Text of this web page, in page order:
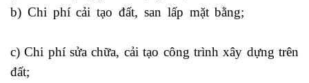
b) Chi phí cải tạo đất, san lấp mặt bằng;
c) Chi phí sửa chữa, cải tạo công trình xây dựng trên
đất;